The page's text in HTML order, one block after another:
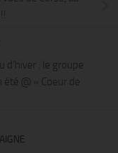
d’hiver : le groupe
@ « Coeur de